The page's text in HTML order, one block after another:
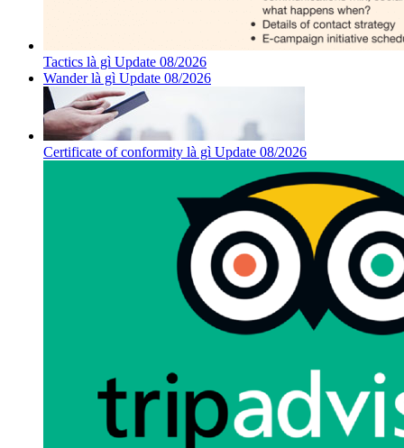
Tactics là gì Update 08/2026
Wander là gì Update 08/2026
Certificate of conformity là gì Update 08/2026